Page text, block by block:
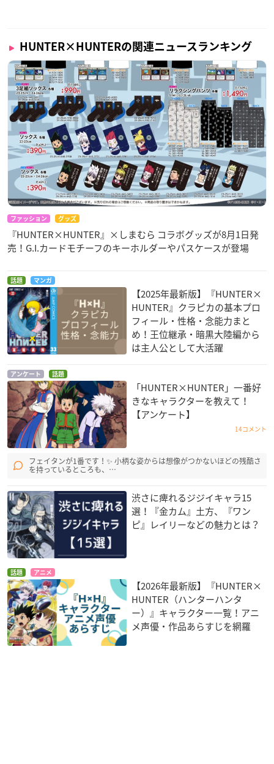
HUNTER×HUNTERの関連ニュースランキング
ファッション グッズ
『HUNTER×HUNTER』×しまむら コラボグッズが8月1日発
売！G.I.カードモチーフのキーホルダーやパスケースが登場
話題 マンガ
【2025年最新版】『HUNTER×
HUNTER』クラピカの基本プロ
フィール・性格・念能力まと
め！王位継承・暗黒大陸編から
は主人公として大活躍
アンケート 話題
「HUNTER×HUNTER」一番好
きなキャラクターを教えて！
【アンケート】
14コメント
フェイタンが1番です！✨ 小柄な姿からは想像がつかないほどの残酷さ
を持っているところも、…
渋さに痺れるジジイキャラ15
選！『金カム』土方、『ワン
ピ』レイリーなどの魅力とは？
話題 アニメ
【2026年最新版】『HUNTER×
HUNTER（ハンターハンタ
ー）』キャラクター一覧！アニ
メ声優・作品あらすじを網羅